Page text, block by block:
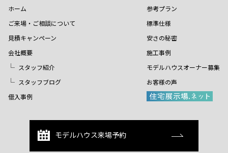
ホーム
ご来場・ご相談について
見積キャンペーン
会社概要
スタッフ紹介
スタッフブログ
借入事例
参考プラン
標準仕様
安さの秘密
施工事例
モデルハウスオーナー募集
お客様の声
モデルハウス来場予約